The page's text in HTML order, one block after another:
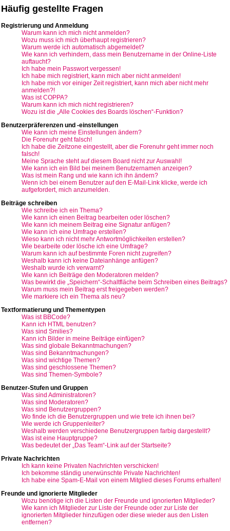
Häufig gestellte Fragen
Registrierung und Anmeldung
Warum kann ich mich nicht anmelden?
Wozu muss ich mich überhaupt registrieren?
Warum werde ich automatisch abgemeldet?
Wie kann ich verhindern, dass mein Benutzername in der Online-Liste
auftaucht?
Ich habe mein Passwort vergessen!
Ich habe mich registriert, kann mich aber nicht anmelden!
Ich habe mich vor einiger Zeit registriert, kann mich aber nicht mehr
anmelden?!
Was ist COPPA?
Warum kann ich mich nicht registrieren?
Wozu ist die „Alle Cookies des Boards löschen“-Funktion?
Benutzerpräferenzen und -einstellungen
Wie kann ich meine Einstellungen ändern?
Die Forenuhr geht falsch!
Ich habe die Zeitzone eingestellt, aber die Forenuhr geht immer noch
falsch!
Meine Sprache steht auf diesem Board nicht zur Auswahl!
Wie kann ich ein Bild bei meinem Benutzernamen anzeigen?
Was ist mein Rang und wie kann ich ihn ändern?
Wenn ich bei einem Benutzer auf den E-Mail-Link klicke, werde ich
aufgefordert, mich anzumelden.
Beiträge schreiben
Wie schreibe ich ein Thema?
Wie kann ich einen Beitrag bearbeiten oder löschen?
Wie kann ich meinem Beitrag eine Signatur anfügen?
Wie kann ich eine Umfrage erstellen?
Wieso kann ich nicht mehr Antwortmöglichkeiten erstellen?
Wie bearbeite oder lösche ich eine Umfrage?
Warum kann ich auf bestimmte Foren nicht zugreifen?
Weshalb kann ich keine Dateianhänge anfügen?
Weshalb wurde ich verwarnt?
Wie kann ich Beiträge den Moderatoren melden?
Was bewirkt die „Speichern“-Schaltfläche beim Schreiben eines Beitrags?
Warum muss mein Beitrag erst freigegeben werden?
Wie markiere ich ein Thema als neu?
Textformatierung und Thementypen
Was ist BBCode?
Kann ich HTML benutzen?
Was sind Smilies?
Kann ich Bilder in meine Beiträge einfügen?
Was sind globale Bekanntmachungen?
Was sind Bekanntmachungen?
Was sind wichtige Themen?
Was sind geschlossene Themen?
Was sind Themen-Symbole?
Benutzer-Stufen und Gruppen
Was sind Administratoren?
Was sind Moderatoren?
Was sind Benutzergruppen?
Wo finde ich die Benutzergruppen und wie trete ich ihnen bei?
Wie werde ich Gruppenleiter?
Weshalb werden verschiedene Benutzergruppen farbig dargestellt?
Was ist eine Hauptgruppe?
Was bedeutet der „Das Team“-Link auf der Startseite?
Private Nachrichten
Ich kann keine Privaten Nachrichten verschicken!
Ich bekomme ständig unerwünschte Private Nachrichten!
Ich habe eine Spam-E-Mail von einem Mitglied dieses Forums erhalten!
Freunde und ignorierte Mitglieder
Wozu benötige ich die Listen der Freunde und ignorierten Mitglieder?
Wie kann ich Mitglieder zur Liste der Freunde oder zur Liste der
ignorierten Mitglieder hinzufügen oder diese wieder aus den Listen
entfernen?